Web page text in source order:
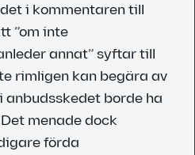
i kommentaren till
”om inte
annat” syftar till
rimligen kan begära av
borde ha
menade dock
förda